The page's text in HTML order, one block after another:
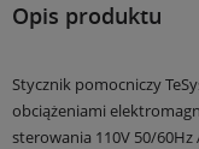
Opis produktu
Stycznik pomocniczy
obciążeniami
sterowania 110V 50/60Hz